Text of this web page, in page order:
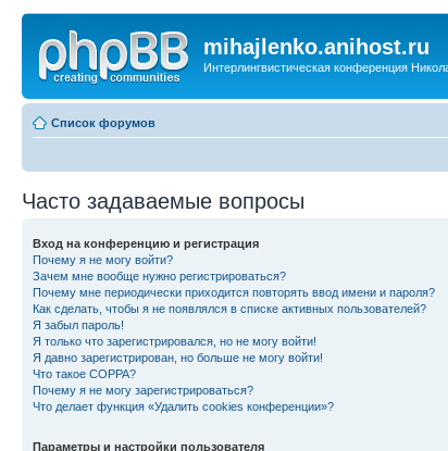
mihajlenko.anihost.ru
Интерлингвистическая конференция
Список форумов
Часто задаваемые вопросы
Вход на конференцию и регистрация
Почему я не могу войти?
Зачем мне вообще нужно регистрироваться?
Почему мне периодически приходится повторять ввод имени и пароля?
Как сделать, чтобы я не появлялся в списке активных пользователей?
Я забыл пароль!
Я только что зарегистрировался, но не могу войти!
Я давно зарегистрирован, но больше не могу войти!
Что такое COPPA?
Почему я не могу зарегистрироваться?
Что делает функция «Удалить cookies конференции»?
Параметры и настройки пользователя